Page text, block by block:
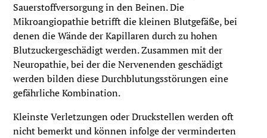
Sauerstoffversorgung in den Beinen. Die
Mikroangiopathie betrifft die kleinen Blutgefäße, bei
denen die Wände der Kapillaren durch zu hohen
Blutzuckergeschädigt werden. Zusammen mit der
Neuropathie, bei der die Nervenenden geschädigt
werden bilden diese Durchblutungsstörungen eine
gefährliche Kombination.
Kleinste Verletzungen oder Druckstellen werden oft
nicht bemerkt und können infolge der verminderten